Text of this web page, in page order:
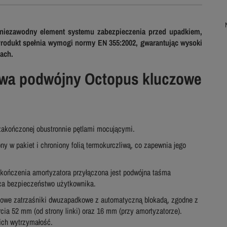
element systemu zabezpieczenia przed upadkiem,
spełnia wymogi normy EN 355:2002, gwarantując wysoki
podwójny Octopus kluczowe
obustronnie pętlami mocującymi.
w pakiet i chroniony folią termokurczliwą, co zapewnia jego
amortyzatora przyłączona jest podwójna taśma
bezpieczeństwo użytkownika.
zatrzaśniki dwuzapadkowe z automatyczną blokadą, zgodne z
52 mm (od strony linki) oraz 16 mm (przy amortyzatorze).
wytrzymałość.